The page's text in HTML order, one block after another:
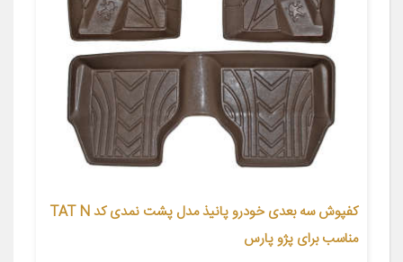
کفپوش سه بعدی خودرو پانیذ مدل پشت نمدی کد TAT N
مناسب برای پژو پارس